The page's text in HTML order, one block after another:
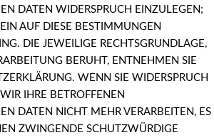
DATEN WIDERSPRUCH EINZULEGEN;
AUF DIESE BESTIMMUNGEN
DIE JEWEILIGE RECHTSGRUNDLAGE,
BERUHT, ENTNEHMEN SIE
WENN SIE WIDERSPRUCH
IHRE BETROFFENEN
DATEN NICHT MEHR VERARBEITEN, ES
ZWINGENDE SCHUTZWÜRDIGE